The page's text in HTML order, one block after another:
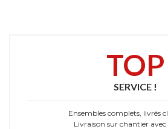
TOP
SERVICE !
Ensembles complets, livrés
Livraison sur chantier avec